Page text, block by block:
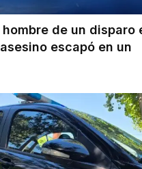
de un disparo
escapó en un